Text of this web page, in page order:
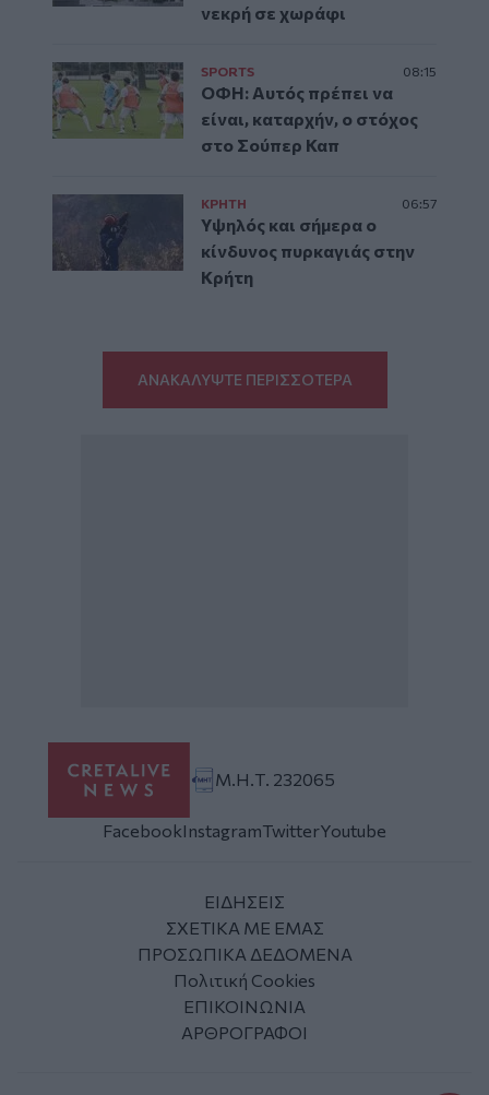
νεκρή σε χωράφι
SPORTS 08:15
ΟΦΗ: Αυτός πρέπει να
είναι, καταρχήν, ο στόχος
στο Σούπερ Καπ
ΚΡΗΤΗ 06:57
Υψηλός και σήμερα ο
κίνδυνος πυρκαγιάς στην
Κρήτη
ΑΝΑΚΑΛΥΨΤΕ ΠΕΡΙΣΣΟΤΕΡΑ
Μ.Η.Τ. 232065
FacebookInstagramTwitterYoutube
ΕΙΔΗΣΕΙΣ
ΣΧΕΤΙΚΑ ΜΕ ΕΜΑΣ
ΠΡΟΣΩΠΙΚΑ ΔΕΔΟΜΕΝΑ
Πολιτική Cookies
ΕΠΙΚΟΙΝΩΝΙΑ
ΑΡΘΡΟΓΡΑΦΟΙ